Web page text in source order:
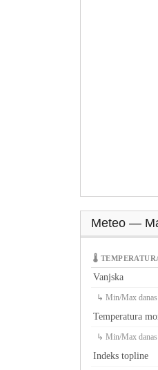
Meteo —
🌡
Vanjska
↳ Min/Max danas
Temperatura
↳ Min/Max danas
Indeks topline